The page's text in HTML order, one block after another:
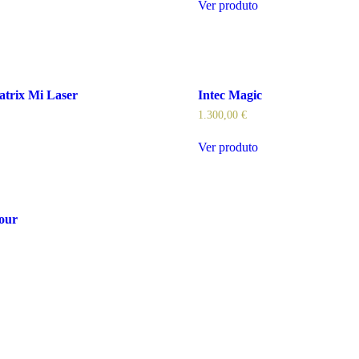
Ver produto
Mi Laser Intec Magic
1.300,00 €
Ver produto